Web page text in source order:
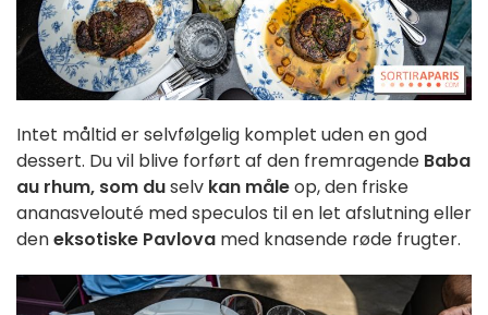
Intet måltid er selvfølgelig komplet uden en god
dessert. Du vil blive forført af den fremragende Baba
au rhum, som duselv kan måleop, den friske
ananasvelouté med speculos til en let afslutning eller
deneksotiske Pavlova med knasende røde frugter.